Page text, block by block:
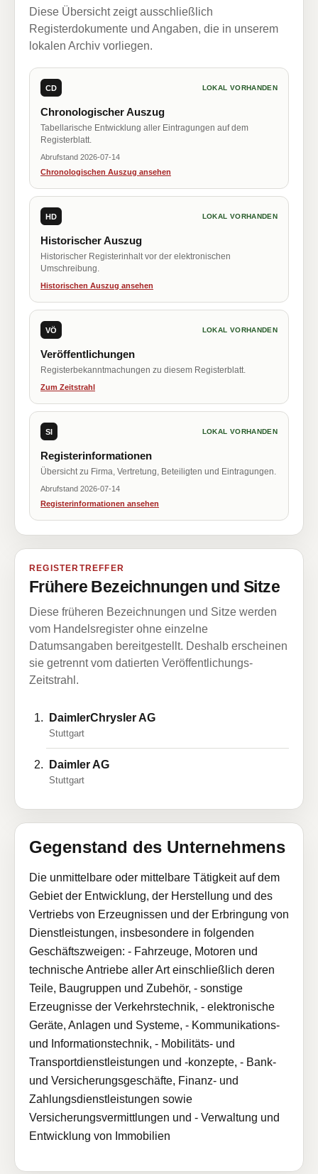
Diese Übersicht zeigt ausschließlich
Registerdokumente und Angaben, die in unserem
lokalen Archiv vorliegen.
CD LOKAL VORHANDEN
Chronologischer Auszug
Tabellarische Entwicklung aller Eintragungen auf dem
Registerblatt.
Abrufstand 2026-07-14
Chronologischen Auszug ansehen
HD LOKAL VORHANDEN
Historischer Auszug
Historischer Registerinhalt vor der elektronischen
Umschreibung.
Historischen Auszug ansehen
VÖ LOKAL VORHANDEN
Veröffentlichungen
Registerbekanntmachungen zu diesem Registerblatt.
Zum Zeitstrahl
SI LOKAL VORHANDEN
Registerinformationen
Übersicht zu Firma, Vertretung, Beteiligten und Eintragungen.
Abrufstand 2026-07-14
Registerinformationen ansehen
REGISTERTREFFER
Frühere Bezeichnungen und Sitze
Diese früheren Bezeichnungen und Sitze werden
vom Handelsregister ohne einzelne
Datumsangaben bereitgestellt. Deshalb erscheinen
sie getrennt vom datierten Veröffentlichungs-
Zeitstrahl.
DaimlerChrysler AG
Stuttgart
Daimler AG
Stuttgart
Gegenstand des Unternehmens
Die unmittelbare oder mittelbare Tätigkeit auf dem
Gebiet der Entwicklung, der Herstellung und des
Vertriebs von Erzeugnissen und der Erbringung von
Dienstleistungen, insbesondere in folgenden
Geschäftszweigen: - Fahrzeuge, Motoren und
technische Antriebe aller Art einschließlich deren
Teile, Baugruppen und Zubehör, - sonstige
Erzeugnisse der Verkehrstechnik, - elektronische
Geräte, Anlagen und Systeme, - Kommunikations-
und Informationstechnik, - Mobilitäts- und
Transportdienstleistungen und -konzepte, - Bank-
und Versicherungsgeschäfte, Finanz- und
Zahlungsdienstleistungen sowie
Versicherungsvermittlungen und - Verwaltung und
Entwicklung von Immobilien